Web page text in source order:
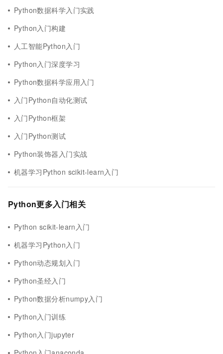
Python数据科学入门实践
Python入门构建
人工智能Python入门
Python入门深度学习
Python数据科学应用入门
入门Python自动化测试
入门Python框架
入门Python测试
Python装饰器入门实战
机器学习Python scikit-learn入门
Python更多入门相关
Python scikit-learn入门
机器学习Python入门
Python动态规划入门
Python圣经入门
Python数据分析numpy入门
Python入门训练
Python入门jupyter